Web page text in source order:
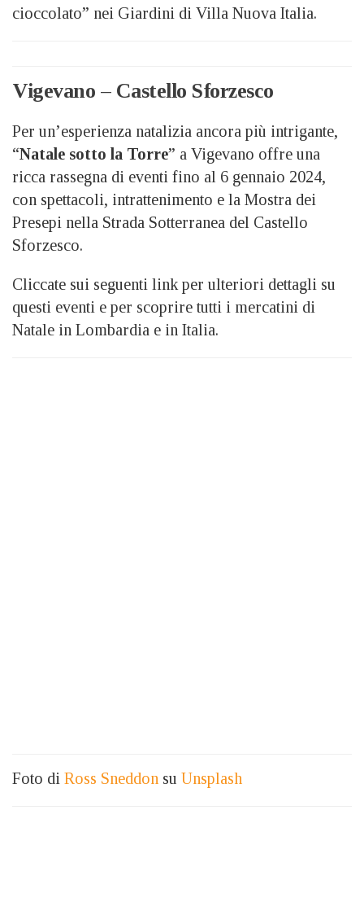
cioccolato” nei Giardini di Villa Nuova Italia.
Vigevano – Castello Sforzesco
Per un’esperienza natalizia ancora più intrigante,
“Natale sotto la Torre” a Vigevano offre una
ricca rassegna di eventi fino al 6 gennaio 2024,
con spettacoli, intrattenimento e la Mostra dei
Presepi nella Strada Sotterranea del Castello
Sforzesco.
Cliccate sui seguenti link per ulteriori dettagli su
questi eventi e per scoprire tutti i mercatini di
Natale in Lombardia e in Italia.
Foto di Ross Sneddon su Unsplash